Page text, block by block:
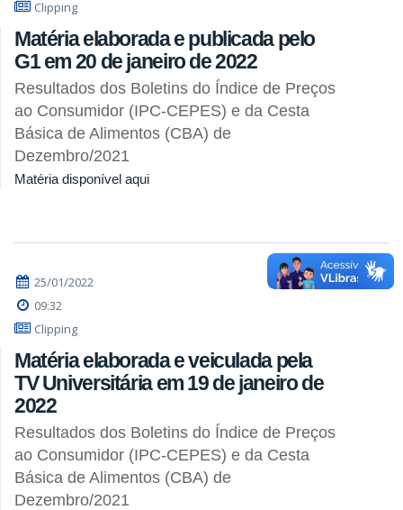
Clipping
Matéria elaborada e publicada pelo
G1 em 20 de janeiro de 2022
Resultados dos Boletins do Índice de Preços
ao Consumidor (IPC-CEPES) e da Cesta
Básica de Alimentos (CBA) de
Dezembro/2021
Matéria disponível aqui
25/01/2022
09:32
Clipping
Matéria elaborada e veiculada pela
TV Universitária em 19 de janeiro de
2022
Resultados dos Boletins do Índice de Preços
ao Consumidor (IPC-CEPES) e da Cesta
Básica de Alimentos (CBA) de
Dezembro/2021